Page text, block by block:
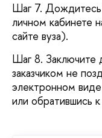
Шаг 7. Дождитесь
личном кабинете
сайте вуза).
Шаг 8. Заключите
заказчиком не
электронном
или обратившись к